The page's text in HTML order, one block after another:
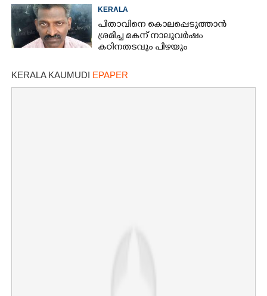
KERALA
പിതാവിനെ കൊലപ്പെടുത്താൻ
ശ്രമിച്ച മകന് നാലുവർഷം
കഠിനതടവും പിഴയും
KERALA KAUMUDI EPAPER